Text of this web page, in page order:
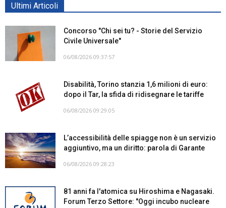
Ultimi Articoli
Concorso "Chi sei tu? - Storie del Servizio
Civile Universale"
06/08/2026 09:37:57
Disabilità, Torino stanzia 1,6 milioni di euro:
dopo il Tar, la sfida di ridisegnare le tariffe
06/08/2026 09:29:05
L’accessibilità delle spiagge non è un servizio
aggiuntivo, ma un diritto: parola di Garante
06/08/2026 09:28:23
81 anni fa l'atomica su Hiroshima e Nagasaki.
Forum Terzo Settore: "Oggi incubo nucleare